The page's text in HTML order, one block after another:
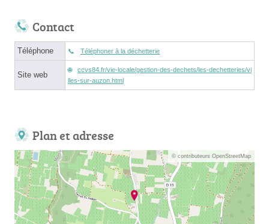
Contact
Téléphone Téléphoner à la déchetterie
Site web
ccvs84.fr/vie-locale/gestion-des-dechets/les-dechetteries/vi
lles-sur-auzon.html
Plan et adresse
© contributeurs OpenStreetMap